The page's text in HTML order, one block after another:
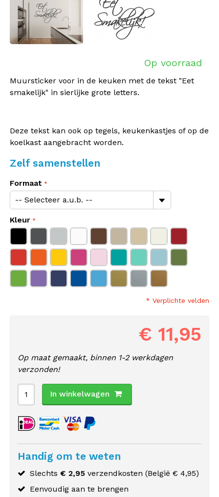
Op voorraad
Muursticker voor in de keuken met de tekst "Eet
smakelijk" in sierlijke grote letters.
Deze tekst kan ook op tegels, keukenkastjes of op de
koelkast aangebracht worden.
Zelf samenstellen
Formaat
Kleur
* Verplichte velden
€ 11,95
Op maat gemaakt, binnen 1-2 werkdagen
verzonden!
In winkelwagen
Handig om te weten
Slechts € 2,95 verzendkosten (België € 4,95)
Eenvoudig aan te brengen